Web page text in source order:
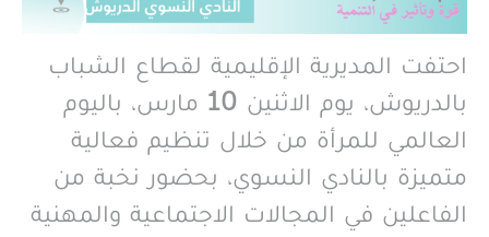
احتفت المديرية الإقليمية لقطاع الشباب
بالدريوش، يوم الاثنين 10 مارس، باليوم
العالمي للمرأة من خلال تنظيم فعالية
متميزة بالنادي النسوي، بحضور نخبة من
الفاعلين في المجالات الاجتماعية والمهنية